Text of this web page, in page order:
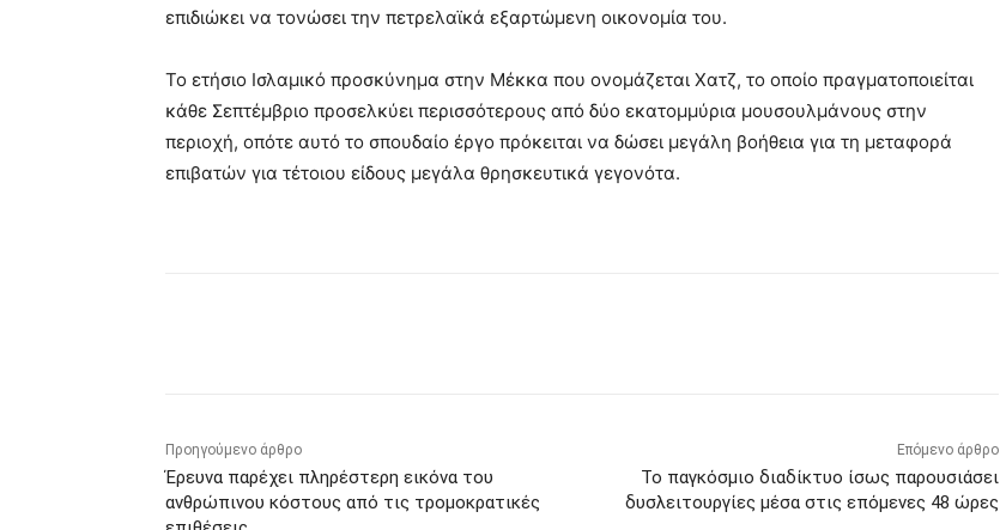
επιδιώκει να τονώσει την πετρελαϊκά εξαρτώμενη οικονομία του.
Το ετήσιο Ισλαμικό προσκύνημα στην Μέκκα που ονομάζεται Χατζ, το οποίο πραγματοποιείται
κάθε Σεπτέμβριο προσελκύει περισσότερους από δύο εκατομμύρια μουσουλμάνους στην
περιοχή, οπότε αυτό το σπουδαίο έργο πρόκειται να δώσει μεγάλη βοήθεια για τη μεταφορά
επιβατών για τέτοιου είδους μεγάλα θρησκευτικά γεγονότα.
Προηγούμενο άρθρο
Έρευνα παρέχει πληρέστερη εικόνα του
ανθρώπινου κόστους από τις τρομοκρατικές
Επόμενο άρθρο
Το παγκόσμιο διαδίκτυο ίσως παρουσιάσει
δυσλειτουργίες μέσα στις επόμενες 48 ώρες